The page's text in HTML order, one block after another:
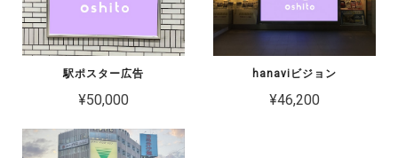
駅ポスター広告
¥50,000
hanaviビジョン
¥46,200